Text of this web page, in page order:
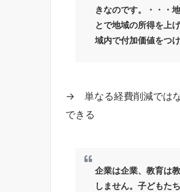
きなのです。・・・
とで地域の所得を上
域内で付加価値をつ
→ 単なる経費削減ではな
できる
企業は企業、教育は
しません。子どもた